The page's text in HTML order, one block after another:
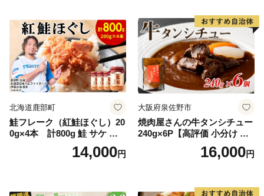
ー ギフト お取り寄せ 日高市
北海道鹿部町
鮭フレーク（紅鮭ほぐし）20
0g×4本 計800g 鮭 サケ 鮭
ほぐし サケフレーク シャケ
フレーク 鮭フレーク14,000円
大阪府泉佐野市
焼肉屋さんの牛タンシチュー
240g×6P【高評価 小分け 惣
菜 牛たん 一人暮らし 冷凍】
16,000円